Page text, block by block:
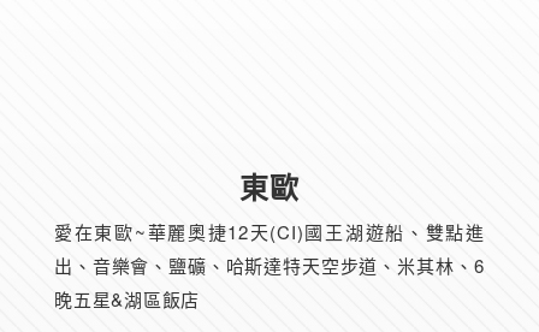
東歐
愛在東歐~華麗奧捷12天(CI)國王湖遊船、雙點進
出、音樂會、鹽礦、哈斯達特天空步道、米其林、6
晚五星&湖區飯店